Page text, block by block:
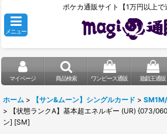
ポケカ通販サイト【1万円以上で
メニュー
マイページ 商品検索 ワンピース通販 遊戯王通販
ホーム > 【サン&ムーン】シングルカード >
>
【状態ランクA】基本超エネルギー (UR) {073/
ン] [SM]